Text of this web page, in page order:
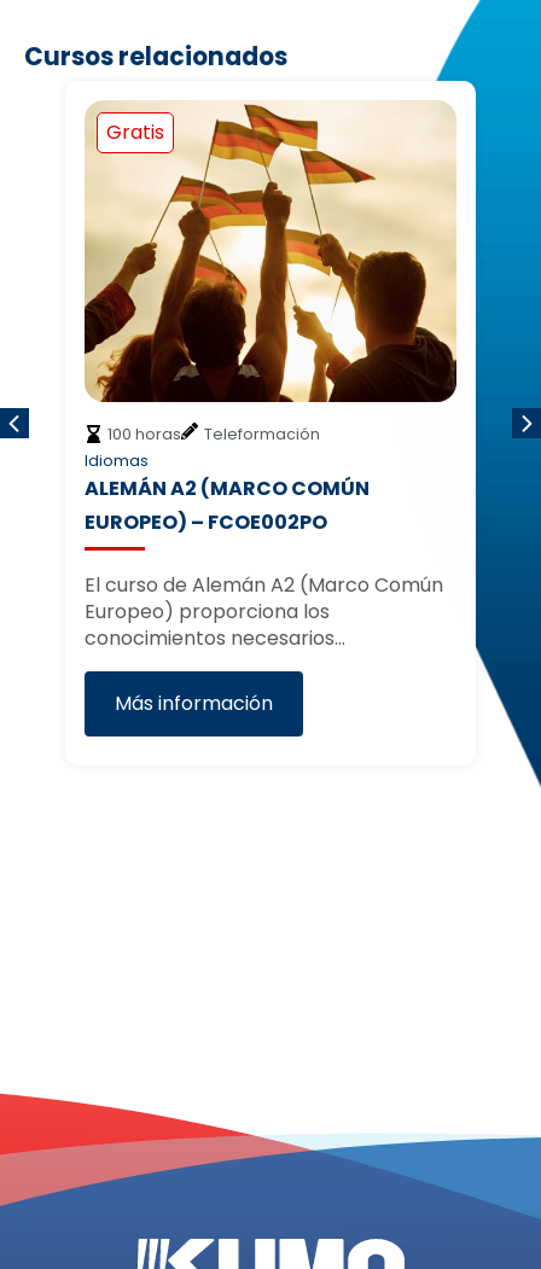
Cursos relacionados
Común
Gratis
240 horas
Presencial
INGLÉS C1 – SSCE05
conocimientos avanzados necesarios
para comunicarse…
Más información